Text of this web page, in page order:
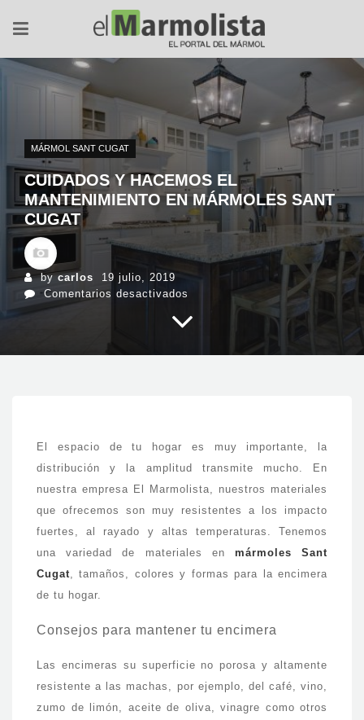
MÁRMOL SANT CUGAT
CUIDADOS Y HACEMOS EL
MANTENIMIENTO EN MÁRMOLES SANT
CUGAT
bycarlos
19 julio, 2019
Comentarios desactivados
y
hacemos
en
El espacio de tu hogar es muy importante, la
distribución y la amplitud transmite mucho. En
nuestra empresa El Marmolista, nuestros materiales
que ofrecemos son muy resistentes a los impacto
fuertes, al rayado y altas temperaturas. Tenemos
una variedad de materiales en mármoles Sant
Cugat, tamaños, colores y formas para la encimera
de tu hogar.
Consejos para mantener tu encimera
Las encimeras su superficie no porosa y altamente
resistente a las machas, por ejemplo, del café, vino,
zumo de limón, aceite de oliva, vinagre como otros